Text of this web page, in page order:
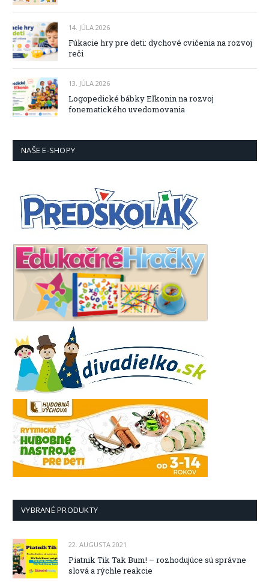
14. JÚLA 2026
Fúkacie hry pre deti: dychové cvičenia na rozvoj
reči
13. JÚLA 2026
Logopedické bábky Eľkonin na rozvoj
fonematického uvedomovania
NAŠE E-SHOPY
VYBRANÉ PRODUKTY
22. AUGUSTA 2021
Piatnik Tik Tak Bum! – rozhodujúce sú správne
slová a rýchle reakcie